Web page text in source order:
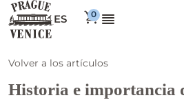
ES
Volver a los artículos
Historia e importancia